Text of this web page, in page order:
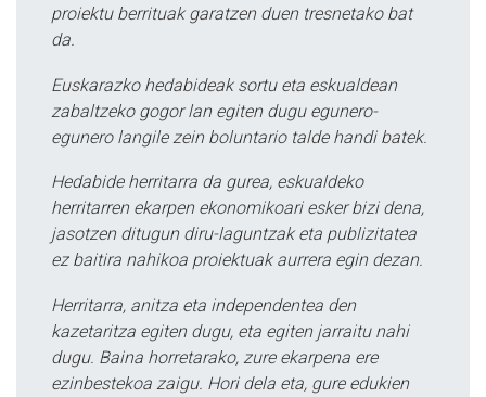
proiektu berrituak garatzen duen tresnetako bat
da.
Euskarazko hedabideak sortu eta eskualdean
zabaltzeko gogor lan egiten dugu egunero-
egunero langile zein boluntario talde handi batek.
Hedabide herritarra da gurea, eskualdeko
herritarren ekarpen ekonomikoari esker bizi dena,
jasotzen ditugun diru-laguntzak eta publizitatea
ez baitira nahikoa proiektuak aurrera egin dezan.
Herritarra, anitza eta independentea den
kazetaritza egiten dugu, eta egiten jarraitu nahi
dugu. Baina horretarako, zure ekarpena ere
ezinbestekoa zaigu. Hori dela eta, gure edukien